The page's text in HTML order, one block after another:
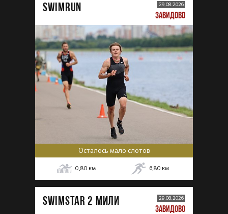
SWIMRUN 29.08.2026
ЗАВИДОВО
Осталось мало слотов
0,80 км 6,80 км
SWIMSTAR 2 МИЛИ 29.08.2026
ЗАВИДОВО